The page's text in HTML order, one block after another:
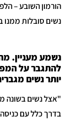
הורמון השובע –
נשים סובלות ממנו
נשמע מעניין.
להתגבר על
יותר נשים
"אצל נשים בשונה
בדרך כלל עם כניסה